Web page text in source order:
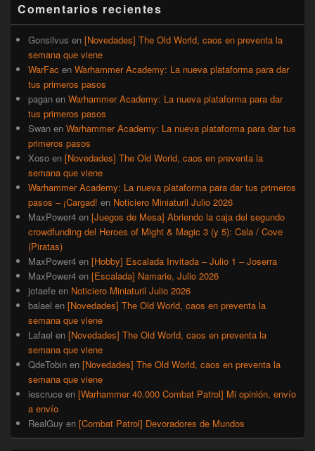
lateral
primaria
Comentarios recientes
Gonsilvus en [Novedades] The Old World, caos en preventa la
semana que viene
WarFac en Warhammer Academy: La nueva plataforma para dar
tus primeros pasos
pagan en Warhammer Academy: La nueva plataforma para dar
tus primeros pasos
Swan en Warhammer Academy: La nueva plataforma para dar tus
primeros pasos
Xoso en [Novedades] The Old World, caos en preventa la
semana que viene
Warhammer Academy: La nueva plataforma para dar tus primeros
pasos – ¡Cargad! en Noticiero Miniaturil Julio 2026
MaxPower4 en [Juegos de Mesa] Abriendo la caja del segundo
crowdfunding del Heroes of Might & Magic 3 (y 5): Cala / Cove
(Piratas)
MaxPower4 en [Hobby] Escalada Invitada – Julio 1 – Joserra
MaxPower4 en [Escalada] Namarie, Julio 2026
jotaefe en Noticiero Miniaturil Julio 2026
balael en [Novedades] The Old World, caos en preventa la
semana que viene
Lafael en [Novedades] The Old World, caos en preventa la
semana que viene
QdeTobin en [Novedades] The Old World, caos en preventa la
semana que viene
iescruce en [Warhammer 40.000 Combat Patrol] Mi opinión, envío
a envío
RealGuy en [Combat Patrol] Devoradores de Mundos